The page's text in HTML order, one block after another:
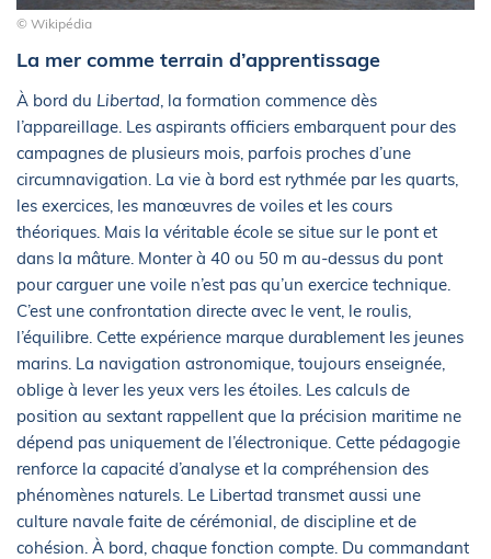
© Wikipédia
La mer comme terrain d’apprentissage
À bord du Libertad , la formation commence dès
l’appareillage. Les aspirants officiers embarquent pour des
campagnes de plusieurs mois, parfois proches d’une
circumnavigation. La vie à bord est rythmée par les quarts,
les exercices, les manœuvres de voiles et les cours
théoriques. Mais la véritable école se situe sur le pont et
dans la mâture. Monter à 40 ou 50 m au-dessus du pont
pour carguer une voile n’est pas qu’un exercice technique.
C’est une confrontation directe avec le vent, le roulis,
l’équilibre. Cette expérience marque durablement les jeunes
marins. La navigation astronomique, toujours enseignée,
oblige à lever les yeux vers les étoiles. Les calculs de
position au sextant rappellent que la précision maritime ne
dépend pas uniquement de l’électronique. Cette pédagogie
renforce la capacité d’analyse et la compréhension des
phénomènes naturels. Le Libertad transmet aussi une
culture navale faite de cérémonial, de discipline et de
cohésion. À bord, chaque fonction compte. Du commandant